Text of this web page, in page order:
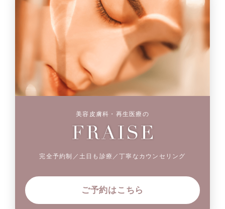
美容皮膚科・再生医療の
完全予約制／土日も診療／丁寧なカウンセリング
ご予約はこちら